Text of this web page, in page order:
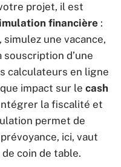
projet, il est
financière :
une vacance,
d’une
calculateurs en ligne
impact sur le cash
la fiscalité et
permet de
ici, vaut
coin de table.